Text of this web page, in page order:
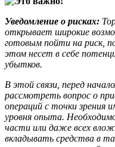
Уведомление о рисках:
открывает широкие
готовым пойти на риск,
этом несет в себе
убытков.
В этой связи, перед
рассмотреть вопрос о
операций с точки зрения
уровня опыта.
части или даже всех
вкладывать средства в